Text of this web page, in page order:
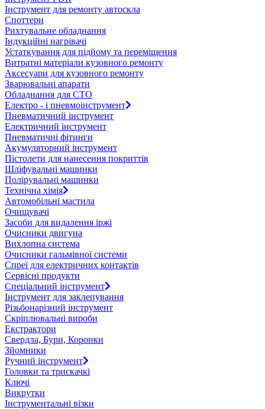
Інструмент для ремонту автоскла
Споттери
Рихтувальне обладнання
Індукційні нагрівачі
Устаткування для підйому та переміщення
Витратні матеріали кузовного ремонту
Аксесуари для кузовного ремонту
Зварювальні апарати
Обладнання для СТО
Електро - і пневмоінструмент
Пневматичний інструмент
Електричний інструмент
Пневматичні фітинги
Акумуляторний інструмент
Пістолети для нанесення покриттів
Шліфувальні машинки
Полірувальні машинки
Технічна хімія
Автомобільні мастила
Очищувачі
Засоби для видалення іржі
Очисники двигуна
Вихлопна система
Очисники гальмівної системи
Спреї для електричних контактів
Сервісні продукти
Спеціальний інструмент
Інструмент для заклепування
Різьбонарізний інструмент
Скріплювальні вироби
Екстрактори
Свердла, Бури, Коронки
Зйомники
Ручний інструмент
Головки та трискачкі
Ключі
Викрутки
Інструментальні візки